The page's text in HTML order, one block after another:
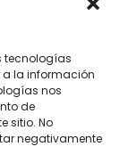
tecnologías
la información
nos
de
sitio. No
negativamente